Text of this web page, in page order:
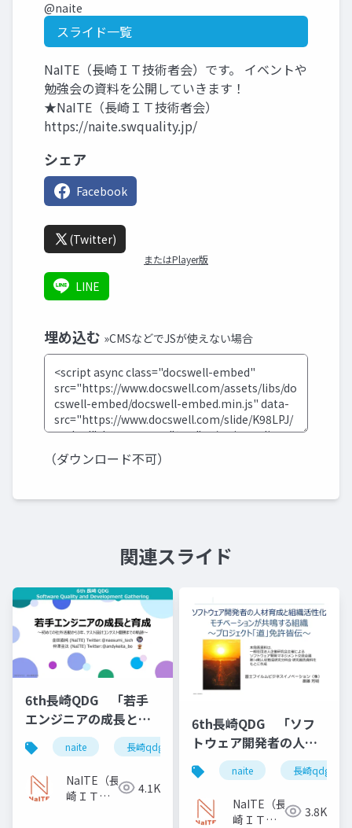
@naite
スライド一覧
NaITE（長崎ＩＴ技術者会）です。 イベントや
勉強会の資料を公開していきます！
★NaITE（長崎ＩＴ技術者会）
https://naite.swquality.jp/
シェア
Facebook
(Twitter)
またはPlayer版
LINE
埋め込む »CMSなどでJSが使えない場合
（ダウンロード不可）
関連スライド
6th長崎QDG 「若手
エンジニアの成長と育
成 ～初めての社外活
動から3年、テスト設計
コンテスト優勝までの
軌跡～」
naite 長崎qdg 若手エンジニア 成長
NaITE（長
崎ＩＴ技
4.1K
6th長崎QDG 「ソフ
トウェア開発者の人材
育成と組織活性化 ～
モチベーションが共鳴
する組織 「プロジェ
クト道免許皆伝」」
naite 長崎qdg
NaITE（長
崎ＩＴ技
3.8K